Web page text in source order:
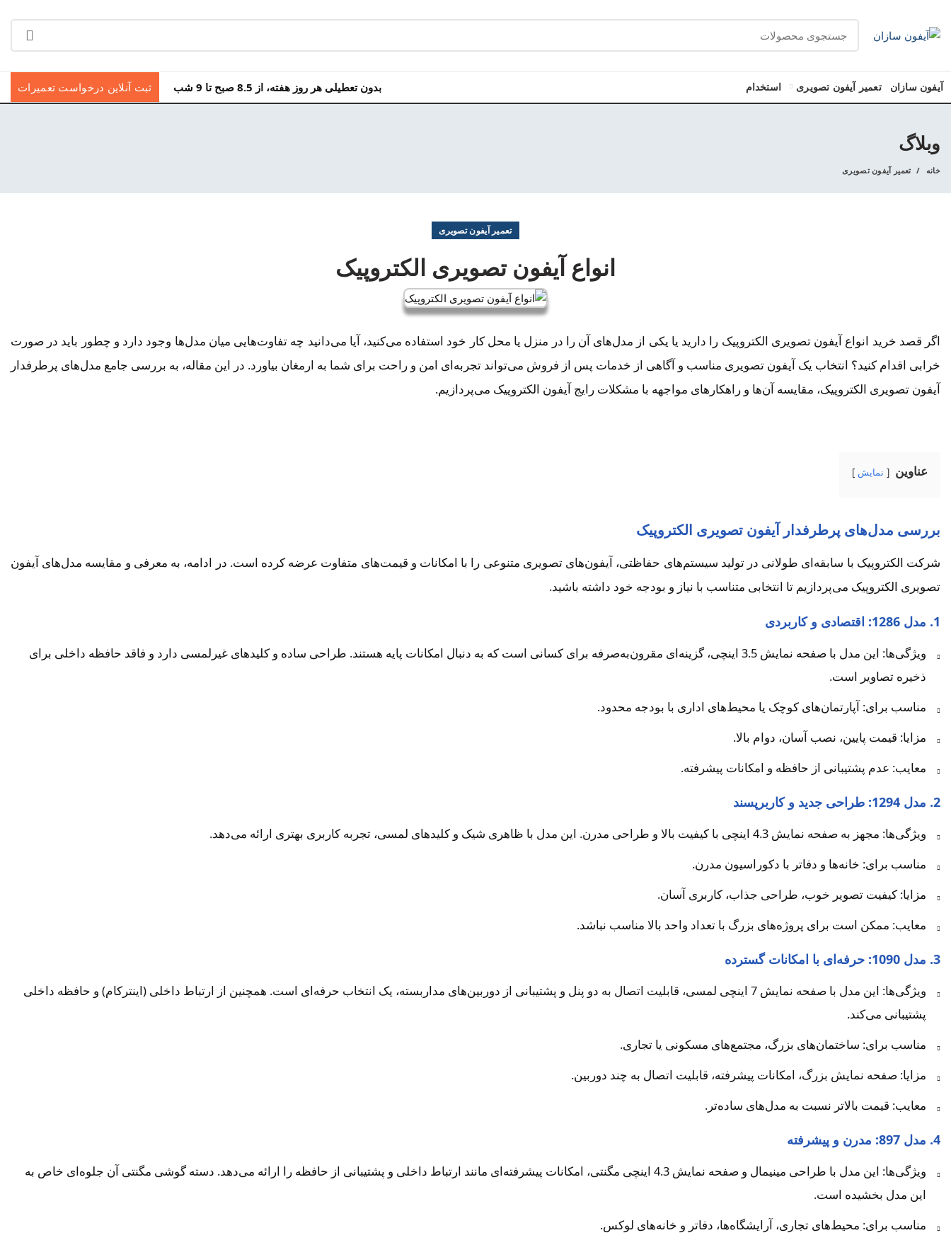
آیفون سازان تعمیر آیفون تصویری استخدام بدون تعطیلی هر روز هفته، از 8.5 صبح تا 9 شب ثبت آنلاین درخواست تعمیرات
وبلاگ
خانه تعمیر آیفون تصویری
تعمیر آیفون تصویری
انواع آیفون تصویری الکتروپیک
اگر قصد خرید انواع آیفون تصویری الکتروپیک را دارید یا یکی از مدل‌های آن را در منزل یا محل کار خود استفاده می‌کنید، آیا می‌دانید چه تفاوت‌هایی میان مدل‌ها وجود دارد و چطور باید در صورت
خرابی اقدام کنید؟ انتخاب یک آیفون تصویری مناسب و آگاهی از خدمات پس از فروش می‌تواند تجربه‌ای امن و راحت برای شما به ارمغان بیاورد. در این مقاله، به بررسی جامع مدل‌های پرطرفدار
آیفون تصویری الکتروپیک، مقایسه آن‌ها و راهکارهای مواجهه با مشکلات رایج آیفون الکتروپیک می‌پردازیم.
عناوین نمایش
بررسی مدل‌های پرطرفدار آیفون تصویری الکتروپیک
شرکت الکتروپیک با سابقه‌ای طولانی در تولید سیستم‌های حفاظتی، آیفون‌های تصویری متنوعی را با امکانات و قیمت‌های متفاوت عرضه کرده است. در ادامه، به معرفی و مقایسه مدل‌های آیفون
تصویری الکتروپیک می‌پردازیم تا انتخابی متناسب با نیاز و بودجه خود داشته باشید.
1. مدل 1286: اقتصادی و کاربردی
ویژگی‌ها: این مدل با صفحه نمایش 3.5 اینچی، گزینه‌ای مقرون‌به‌صرفه برای کسانی است که به دنبال امکانات پایه هستند. طراحی ساده و کلیدهای غیرلمسی دارد و فاقد حافظه داخلی برای
ذخیره تصاویر است.
مناسب برای: آپارتمان‌های کوچک یا محیط‌های اداری با بودجه محدود.
مزایا: قیمت پایین، نصب آسان، دوام بالا.
معایب: عدم پشتیبانی از حافظه و امکانات پیشرفته.
2. مدل 1294: طراحی جدید و کاربرپسند
ویژگی‌ها: مجهز به صفحه نمایش 4.3 اینچی با کیفیت بالا و طراحی مدرن. این مدل با ظاهری شیک و کلیدهای لمسی، تجربه کاربری بهتری ارائه می‌دهد.
مناسب برای: خانه‌ها و دفاتر با دکوراسیون مدرن.
مزایا: کیفیت تصویر خوب، طراحی جذاب، کاربری آسان.
معایب: ممکن است برای پروژه‌های بزرگ با تعداد واحد بالا مناسب نباشد.
3. مدل 1090: حرفه‌ای با امکانات گسترده
ویژگی‌ها: این مدل با صفحه نمایش 7 اینچی لمسی، قابلیت اتصال به دو پنل و پشتیبانی از دوربین‌های مداربسته، یک انتخاب حرفه‌ای است. همچنین از ارتباط داخلی (اینترکام) و حافظه داخلی
پشتیبانی می‌کند.
مناسب برای: ساختمان‌های بزرگ، مجتمع‌های مسکونی یا تجاری.
مزایا: صفحه نمایش بزرگ، امکانات پیشرفته، قابلیت اتصال به چند دوربین.
معایب: قیمت بالاتر نسبت به مدل‌های ساده‌تر.
4. مدل 897: مدرن و پیشرفته
ویژگی‌ها: این مدل با طراحی مینیمال و صفحه نمایش 4.3 اینچی مگنتی، امکانات پیشرفته‌ای مانند ارتباط داخلی و پشتیبانی از حافظه را ارائه می‌دهد. دسته گوشی مگنتی آن جلوه‌ای خاص به
این مدل بخشیده است.
مناسب برای: محیط‌های تجاری، آرایشگاه‌ها، دفاتر و خانه‌های لوکس.